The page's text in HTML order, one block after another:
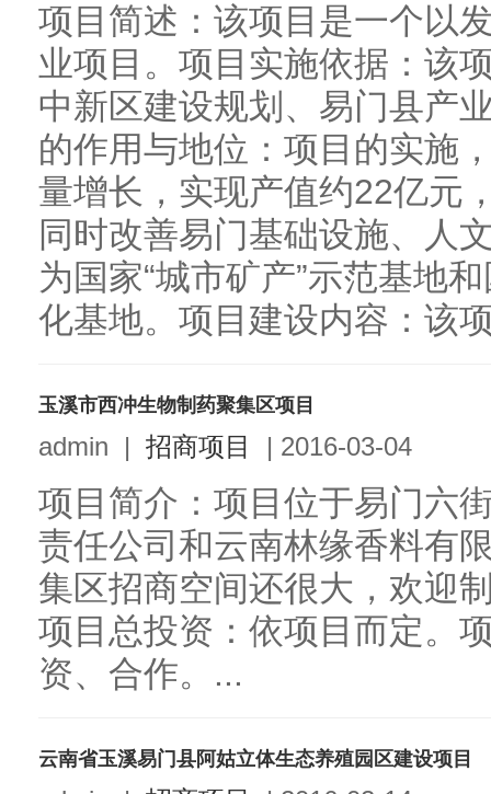
项目简述：该项目是一个以
业项目。项目实施依据：该
中新区建设规划、易门县产
的作用与地位：项目的实施
量增长，实现产值约22亿元
同时改善易门基础设施、人
为国家“城市矿产”示范基地
化基地。项目建设内容：该
玉溪市西冲生物制药聚集区项目
admin | 招商项目 | 2016-03-04
项目简介：项目位于易门六
责任公司和云南林缘香料有
集区招商空间还很大，欢迎
项目总投资：依项目而定。
资、合作。...
云南省玉溪易门县阿姑立体生态养殖园区建设项目